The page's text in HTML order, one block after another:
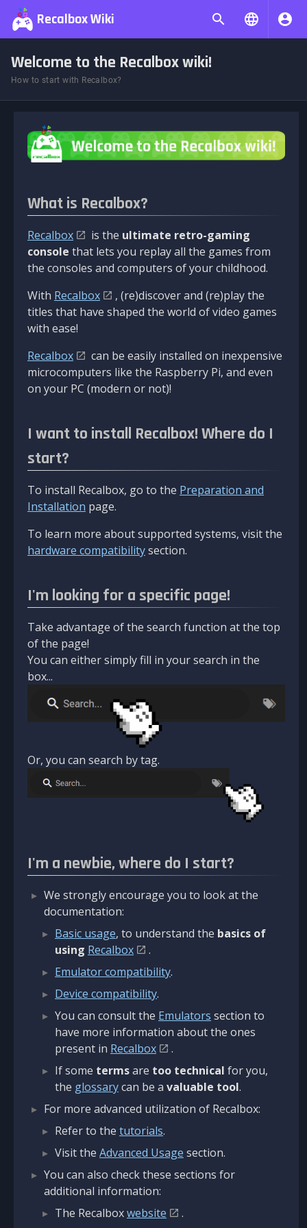
Recalbox Wiki
Welcome to the Recalbox wiki!
How to start with Recalbox?
What is Recalbox?
Recalbox is the ultimate retro-gaming
console that lets you replay all the games from
the consoles and computers of your childhood.
With Recalbox
, (re)discover and (re)play the
titles that have shaped the world of video games
with ease!
Recalbox
can be easily installed on inexpensive
microcomputers like the Raspberry Pi, and even
on your PC (modern or not)!
I want to install Recalbox! Where do I
start?
To install Recalbox, go to the Preparation and
Installation page.
To learn more about supported systems, visit the
hardware compatibilitysection.
I'm looking for a specific page!
Take advantage of the search function at the top
of the page!
You can either simply fill in your search in the
box...
Or, you can search by tag.
I'm a newbie, where do I start?
We strongly encourage you to look at the
documentation:
Basic usage, to understand the basics of
using Recalbox
.
Emulator compatibility.
Device compatibility.
You can consult the Emulators section to
have more information about the ones
present in Recalbox
.
If some termsare too technical for you,
the glossarycan be a valuable tool.
For more advanced utilization of Recalbox:
Refer to the tutorials.
Visit the Advanced Usage section.
You can also check these sections for
additional information:
The Recalboxwebsite
.